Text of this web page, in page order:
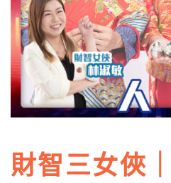
財智三女俠